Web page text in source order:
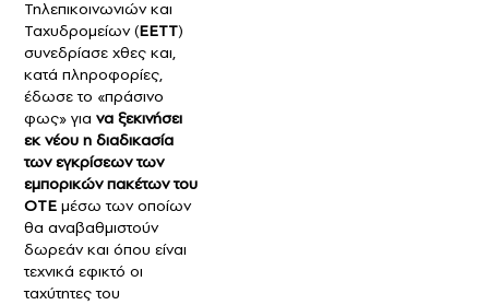
Τηλεπικοινωνιών και
Ταχυδρομείων (ΕΕΤΤ)
συνεδρίασε χθες και,
κατά πληροφορίες,
έδωσε το «πράσινο
φως» για να ξεκινήσει
εκ νέου η διαδικασία
των εγκρίσεων των
εμπορικών πακέτων του
ΟΤΕ μέσω των οποίων
θα αναβαθμιστούν
δωρεάν και όπου είναι
τεχνικά εφικτό οι
ταχύτητες του